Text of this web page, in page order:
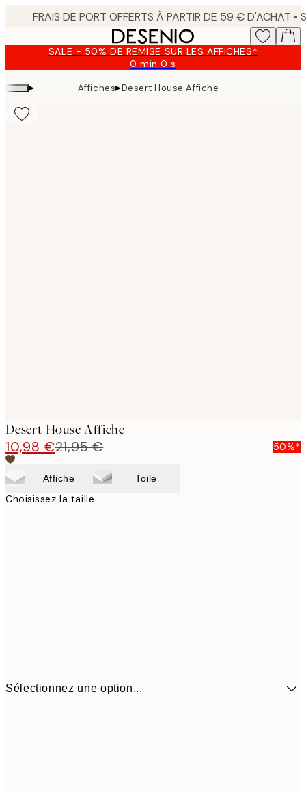
content.SALE - 50% DE REMISE SUR LES AFFICHES*
0 min0 s
Valable
jusqu'au
:
▸ Affiches▸Desert House Affiche
Desert House Affiche
10,98 €21,95 € 50%*
Affiche Toile
Choisissez la taille
Sélectionnez une option...